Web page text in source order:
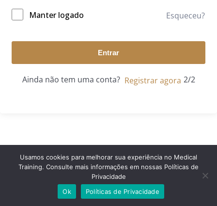
Manter logado Esqueceu?
Entrar
Ainda não tem uma conta? Registrar agora
© 2024 Medical Training. Todos os direitos reservados.
Usamos cookies para melhorar sua experiência no Medical
Training. Consulte mais informações em nossas Políticas de
Privacidade
Ok
Políticas de Privacidade